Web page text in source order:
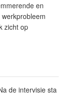
en
zicht op
de intervisie sta